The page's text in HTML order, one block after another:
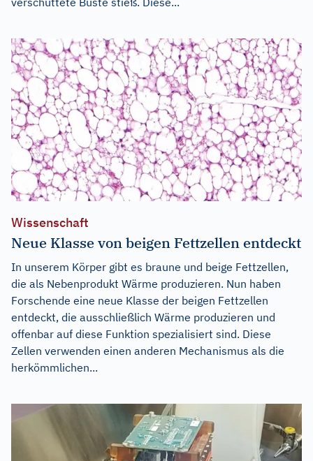
Wissenschaft
Neue Klasse von beigen Fettzellen entdeckt
In unserem Körper gibt es braune und beige Fettzellen,
die als Nebenprodukt Wärme produzieren. Nun haben
Forschende eine neue Klasse der beigen Fettzellen
entdeckt, die ausschließlich Wärme produzieren und
offenbar auf diese Funktion spezialisiert sind. Diese
Zellen verwenden einen anderen Mechanismus als die
herkömmlichen...